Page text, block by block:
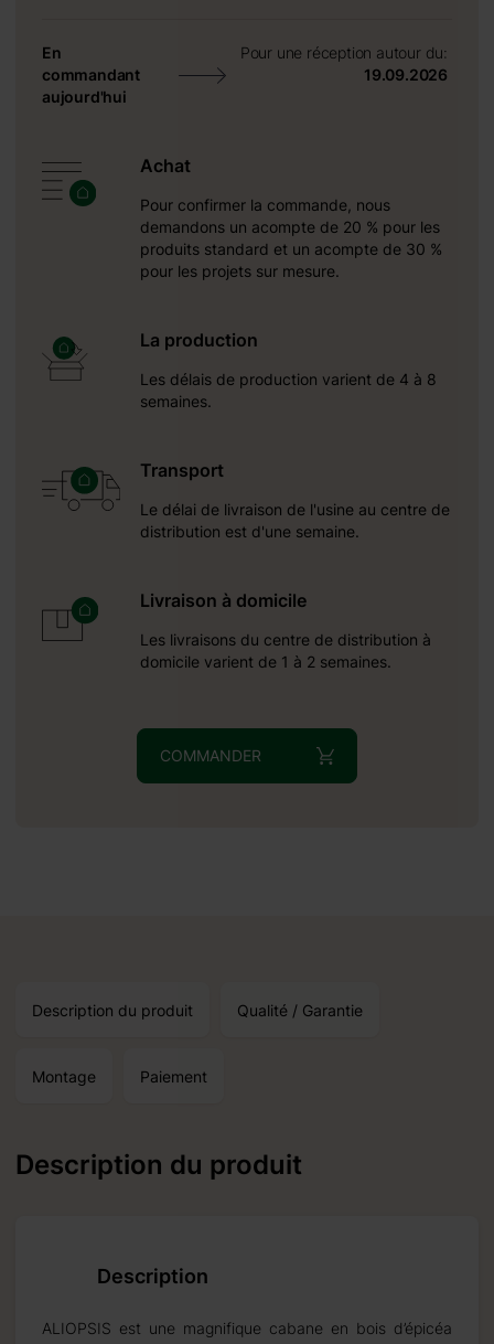
En
commandant
aujourd'hui
Pour une réception autour du:
19.09.2026
Achat
Pour confirmer la commande, nous
demandons un acompte de 20 % pour les
produits standard et un acompte de 30 %
pour les projets sur mesure.
La production
Les délais de production varient de 4 à 8
semaines.
Transport
Le délai de livraison de l'usine au centre de
distribution est d'une semaine.
Livraison à domicile
Les livraisons du centre de distribution à
domicile varient de 1 à 2 semaines.
COMMANDER
Description du produit Qualité / Garantie
Montage Paiement
Description du produit
Description
ALIOPSIS est une magnifique cabane en bois d’épicéa
€
+ 0 €
+ 0 €
600 €
soit la
jetez